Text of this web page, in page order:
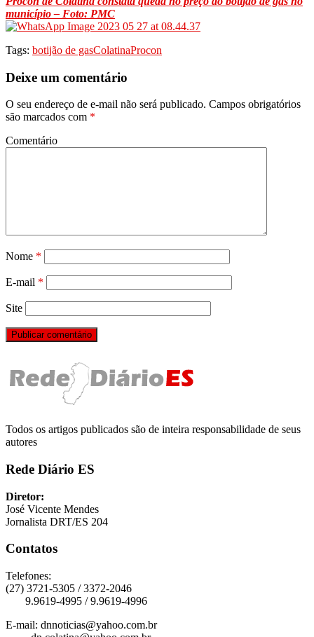
município – Foto: PMC
Tags: botijão de gasColatinaProcon
Deixe um comentário
O seu endereço de e-mail não será publicado. Campos obrigatórios
são marcados com *
Comentário
Nome *
E-mail *
Site
Todos os artigos publicados são de inteira responsabilidade de seus
autores
Rede Diário ES
Diretor:
José Vicente Mendes
Jornalista DRT/ES 204
Contatos
Telefones:
(27) 3721-5305 / 3372-2046
9.9619-4995 / 9.9619-4996
E-mail: dnnoticias@yahoo.com.br